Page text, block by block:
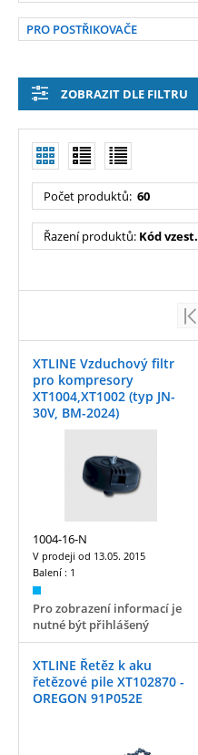
PRO POSTŘIKOVAČE
ZOBRAZIT DLE FILTRU
Počet produktů: 60
Řazení produktů: Kód vzest.
XTLINE Vzduchový filtr
pro kompresory
XT1004,XT1002 (typ JN-
30V, BM-2024)
1004-16-N
V prodeji od 13.05. 2015
Balení : 1
Pro zobrazení informací je
nutné být přihlášený
XTLINE Řetěz k aku
řetězové pile XT102870 -
OREGON 91P052E